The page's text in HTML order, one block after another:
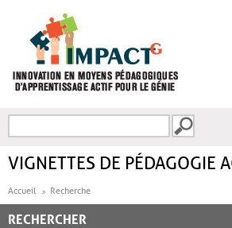
FORMULAIRE DE
VIGNETTES DE PÉDAGOGIE
Accueil Recherche
RECHERCHER